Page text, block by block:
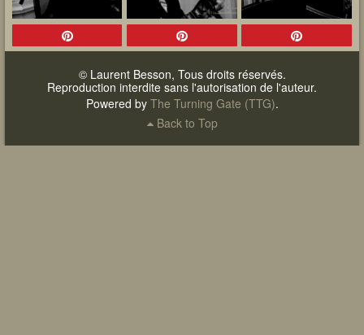
© Laurent Besson, Tous droits réservés.
Reproduction interdite sans l'autorisation de l'auteur.
Powered by The Turning Gate (TTG).
Back to Top